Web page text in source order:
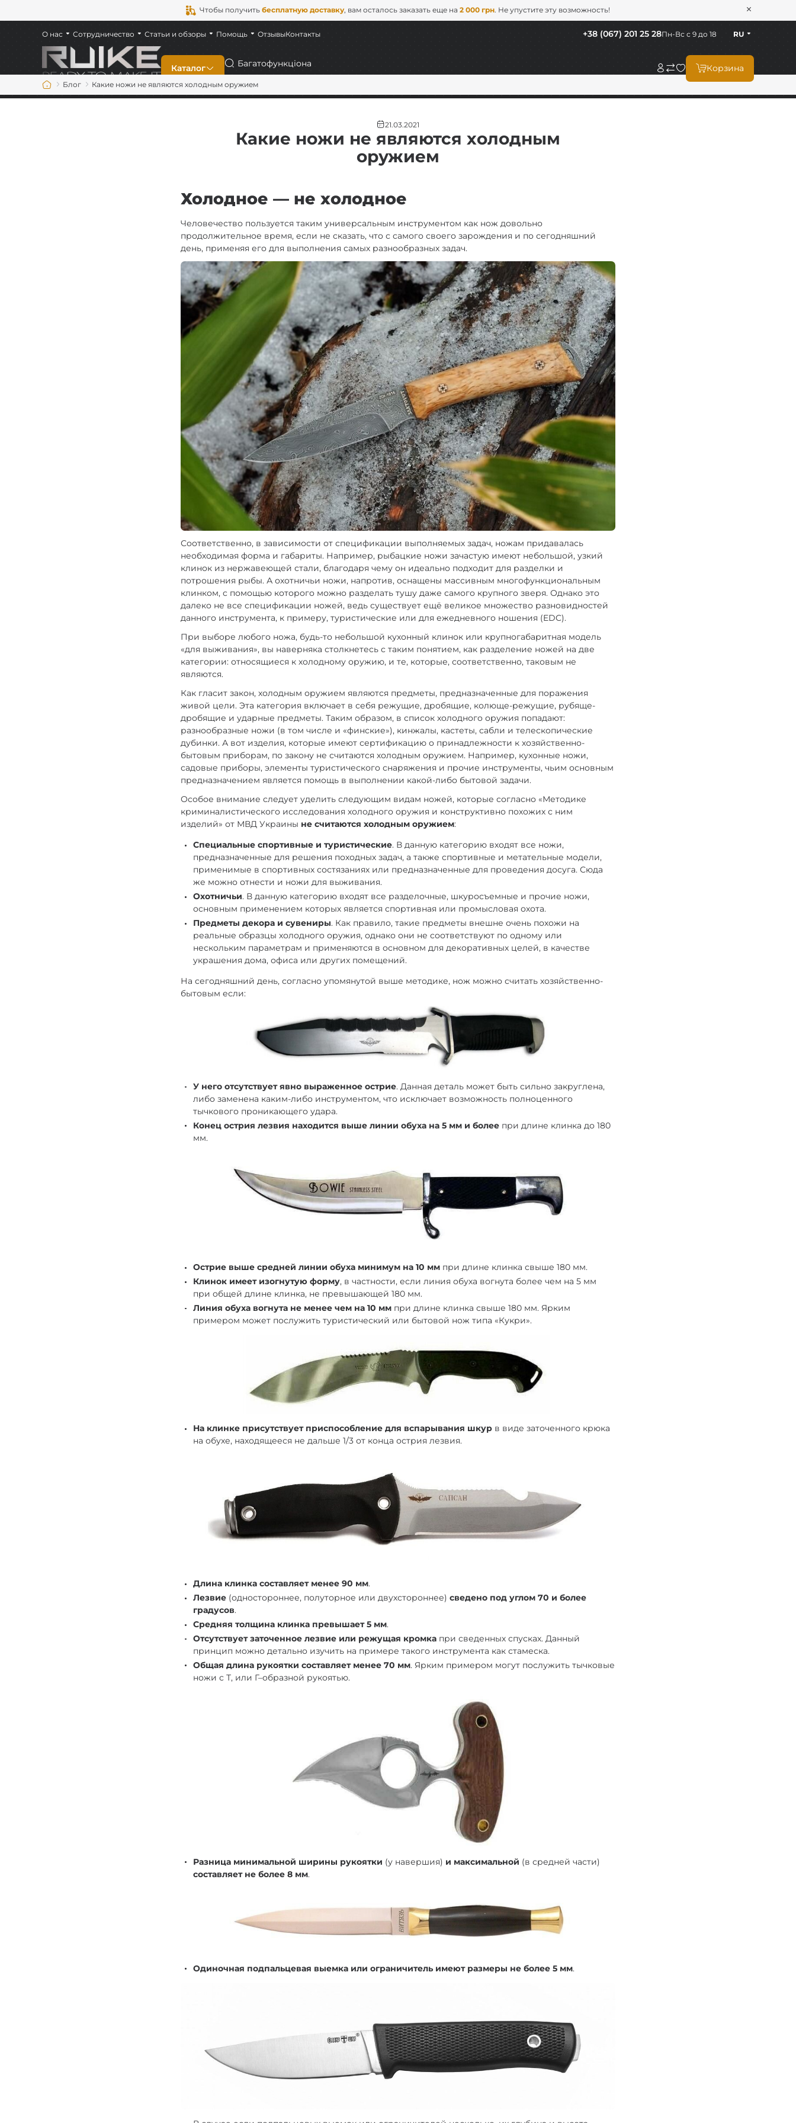
Чтобы получить бесплатную доставку, вам осталось заказать еще на 2 000 грн. Не упустите эту возможность!
Каталог
Многофункциональные
На каждый день (EDC)
Тактические
Для защитников
Карманные
Охотничьи
Туристические
Рыболовные
Поиск Корзина
Пн-Вс с 9 до 18
+38 (067) 201 25 28 RU
О нас Сотрудничество Статьи и обзоры Помощь ОтзывыКонтакты
Блог Какие ножи не являются холодным оружием
21.03.2021
Какие ножи не являются холодным
оружием
Холодное — не холодное
Человечество пользуется таким универсальным инструментом как нож довольно
продолжительное время, если не сказать, что с самого своего зарождения и по сегодняшний
день, применяя его для выполнения самых разнообразных задач.
Соответственно, в зависимости от спецификации выполняемых задач, ножам придавалась
необходимая форма и габариты. Например, рыбацкие ножи зачастую имеют небольшой, узкий
клинок из нержавеющей стали, благодаря чему он идеально подходит для разделки и
потрошения рыбы. А охотничьи ножи, напротив, оснащены массивным многофункциональным
клинком, с помощью которого можно разделать тушу даже самого крупного зверя. Однако это
далеко не все спецификации ножей, ведь существует ещё великое множество разновидностей
данного инструмента, к примеру, туристические или для ежедневного ношения (EDC).
При выборе любого ножа, будь-то небольшой кухонный клинок или крупногабаритная модель
«для выживания», вы наверняка столкнетесь с таким понятием, как разделение ножей на две
категории: относящиеся к холодному оружию, и те, которые, соответственно, таковым не
являются.
Как гласит закон, холодным оружием являются предметы, предназначенные для поражения
живой цели. Эта категория включает в себя режущие, дробящие, колюще-режущие, рубяще-
дробящие и ударные предметы. Таким образом, в список холодного оружия попадают:
разнообразные ножи (в том числе и «финские»), кинжалы, кастеты, сабли и телескопические
дубинки. А вот изделия, которые имеют сертификацию о принадлежности к хозяйственно-
бытовым приборам, по закону не считаются холодным оружием. Например, кухонные ножи,
садовые приборы, элементы туристического снаряжения и прочие инструменты, чьим основным
предназначением является помощь в выполнении какой-либо бытовой задачи.
Особое внимание следует уделить следующим видам ножей, которые согласно «Методике
криминалистического исследования холодного оружия и конструктивно похожих с ним
изделий» от МВД Украины не считаются холодным оружием:
Специальные спортивные и туристические. В данную категорию входят все ножи,
предназначенные для решения походных задач, а также спортивные и метательные модели,
применимые в спортивных состязаниях или предназначенные для проведения досуга. Сюда
же можно отнести и ножи для выживания.
Охотничьи. В данную категорию входят все разделочные, шкуросъемные и прочие ножи,
основным применением которых является спортивная или промысловая охота.
Предметы декора и сувениры. Как правило, такие предметы внешне очень похожи на
реальные образцы холодного оружия, однако они не соответствуют по одному или
нескольким параметрам и применяются в основном для декоративных целей, в качестве
украшения дома, офиса или других помещений.
На сегодняшний день, согласно упомянутой выше методике, нож можно считать хозяйственно-
бытовым если:
У него отсутствует явно выраженное острие. Данная деталь может быть сильно закруглена,
либо заменена каким-либо инструментом, что исключает возможность полноценного
тычкового проникающего удара.
Конец острия лезвия находится выше линии обуха на 5 мм и более при длине клинка до 180
мм.
Острие выше средней линии обуха минимум на 10 мм при длине клинка свыше 180 мм.
Клинок имеет изогнутую форму, в частности, если линия обуха вогнута более чем на 5 мм
при общей длине клинка, не превышающей 180 мм.
Линия обуха вогнута не менее чем на 10 мм при длине клинка свыше 180 мм. Ярким
примером может послужить туристический или бытовой нож типа «Кукри».
На клинке присутствует приспособление для вспарывания шкур в виде заточенного крюка
на обухе, находящееся не дальше 1/3 от конца острия лезвия.
Длина клинка составляет менее 90 мм.
Лезвие (одностороннее, полуторное или двухстороннее) сведено под углом 70 и более
градусов.
Средняя толщина клинка превышает 5 мм.
Отсутствует заточенное лезвие или режущая кромка при сведенных спусках. Данный
принцип можно детально изучить на примере такого инструмента как стамеска.
Общая длина рукоятки составляет менее 70 мм. Ярким примером могут послужить тычковые
ножи с Т, или Г–образной рукоятью.
Разница минимальной ширины рукоятки (у навершия) и максимальной (в средней части)
составляет не более 8 мм.
Одиночная подпальцевая выемка или ограничитель имеют размеры не более 5 мм.